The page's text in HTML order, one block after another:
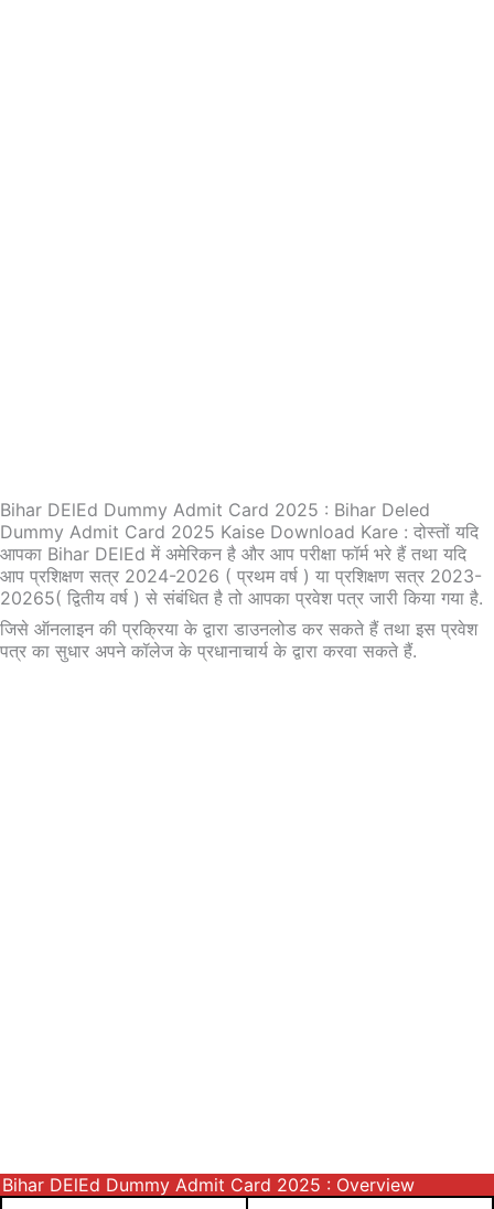
Bihar DElEd Dummy Admit Card 2025 : Bihar Deled
Dummy Admit Card 2025 Kaise Download Kare : दोस्तों यदि
आपका Bihar DElEd में अमेरिकन है और आप परीक्षा फॉर्म भरे हैं तथा यदि
आप प्रशिक्षण सत्र 2024-2026 ( प्रथम वर्ष ) या प्रशिक्षण सत्र 2023-
20265( द्वितीय वर्ष ) से संबंधित है तो आपका प्रवेश पत्र जारी किया गया है.
जिसे ऑनलाइन की प्रक्रिया के द्वारा डाउनलोड कर सकते हैं तथा इस प्रवेश
पत्र का सुधार अपने कॉलेज के प्रधानाचार्य के द्वारा करवा सकते हैं.
Bihar DElEd Dummy Admit Card 2025 : Overview